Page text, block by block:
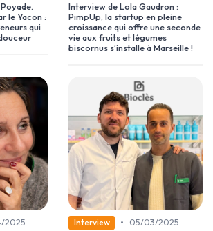
le Yacon :
qui
Interview de Lola Gaudron :
PimpUp, la startup en pleine
croissance qui offre une seconde
vie aux fruits et légumes
biscornus s’installe à Marseille !
2025
Interview •
05/03/2025